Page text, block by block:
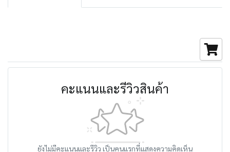
คะแนนและรีวิวสินค้า
ยังไม่มีคะแนนและรีวิว เป็นคนแรกที่แสดงความคิดเห็น